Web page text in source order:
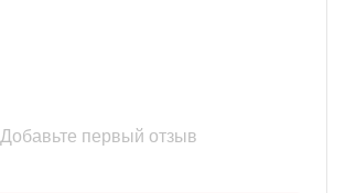
Добавьте первый отзыв